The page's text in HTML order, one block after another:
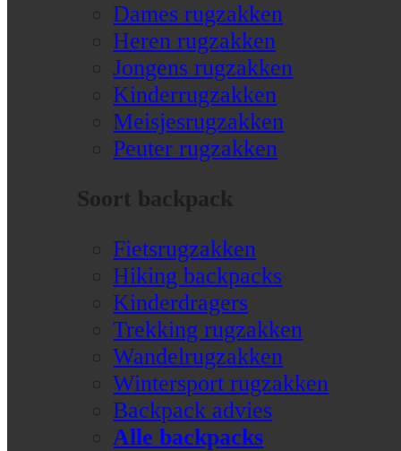
Dames rugzakken
Heren rugzakken
Jongens rugzakken
Kinderrugzakken
Meisjesrugzakken
Peuter rugzakken
Soort backpack
Fietsrugzakken
Hiking backpacks
Kinderdragers
Trekking rugzakken
Wandelrugzakken
Wintersport rugzakken
Backpack advies
Alle backpacks